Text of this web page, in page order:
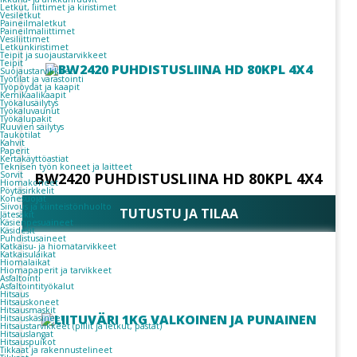
Letkut, liittimet ja kiristimet
Vesiletkut
Paineilmaletkut
Paineilmaliittimet
Vesiliittimet
Letkunkiristimet
Teipit ja suojaustarvikkeet
Teipit
Suojaustarvikkeet
Työtilat ja varastointi
Työpöydät ja kaapit
Kemikaalikaapit
Työkalusäilytys
Työkaluvaunut
Työkalupakit
Ruuvien säilytys
Taukotilat
Kahvit
Paperit
Kertakäyttöastiat
Teknisen työn koneet ja laitteet
Sorvit
Hiomakoneet
Pöytäsirkkelit
Konesuojat
Siivous ja kiinteistönhuolto
Jätesäkit
Käsienpesuaineet
Käsidesit
Puhdistusaineet
Katkaisu- ja hiomatarvikkeet
Katkaisulaikat
Hiomalaikat
Hiomapaperit ja tarvikkeet
Asfaltointi
Asfaltointityökalut
Hitsaus
Hitsauskoneet
Hitsausmaskit
Hitsauskäsineet
Hitsaustarvikkeet (pillit ja letkut, pastat)
Hitsauslangat
Hitsauspuikot
Tikkaat ja rakennustelineet
BW2420 PUHDISTUSLIINA HD 80KPL 4X4
TUTUSTU JA TILAA